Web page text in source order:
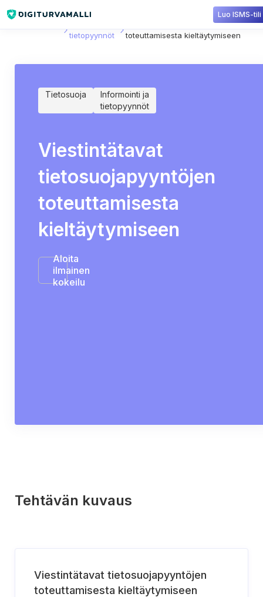
Luo ISMS-tili
tietopyynnöt
Viestintätavat tietosuojapyyntöjen
toteuttamisesta kieltäytymiseen
Tietosuoja
Informointi ja
tietopyynnöt
Viestintätavat
tietosuojapyyntöjen
toteuttamisesta
kieltäytymiseen
Aloita
ilmainen
kokeilu
Tehtävän kuvaus
Viestintätavat tietosuojapyyntöjen
toteuttamisesta kieltäytymiseen